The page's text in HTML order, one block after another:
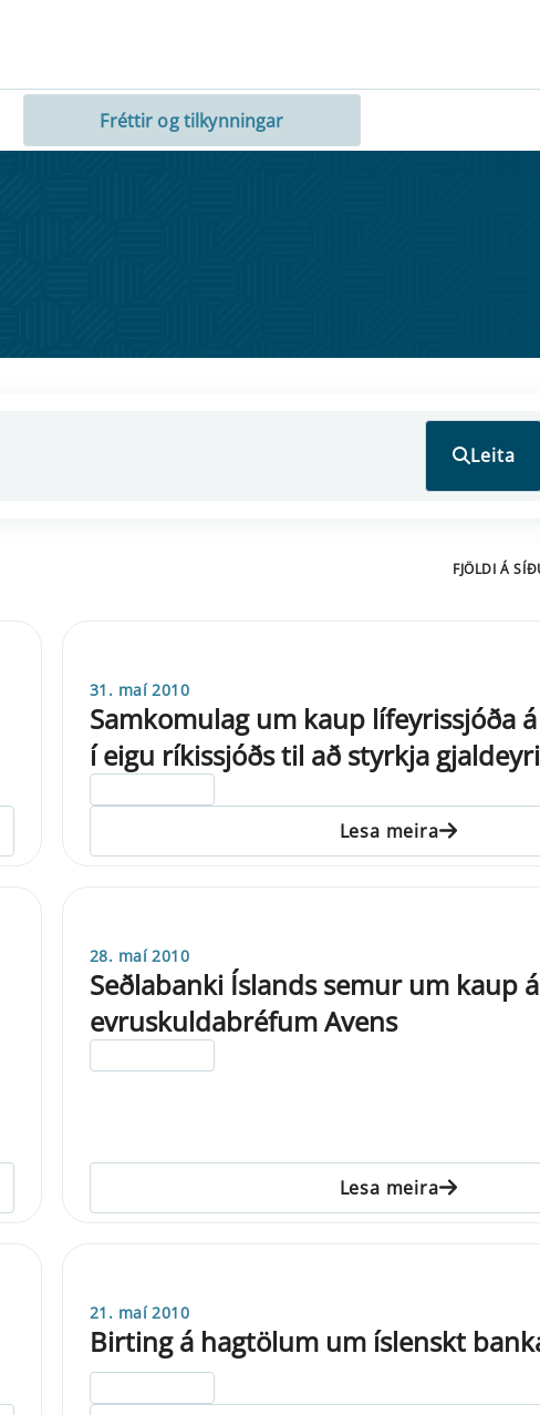
Fréttir og tilkynningar
Leita
FJÖLDI Á
31. maí 2010
Samkomulag um kaup lífeyrissjóða
í eigu ríkissjóðs til að styrkja
Lesa meira
28. maí 2010
Seðlabanki Íslands semur um kaup á
evruskuldabréfum Avens
Lesa meira
21. maí 2010
Birting á hagtölum um íslenskt